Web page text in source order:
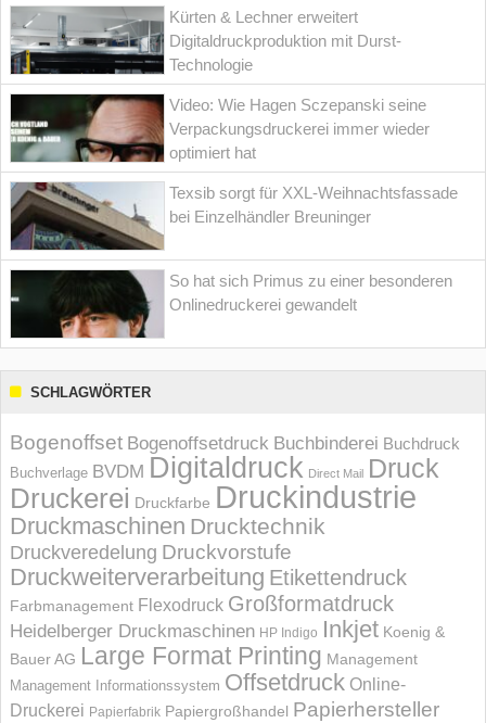
Kürten & Lechner erweitert
Digitaldruckproduktion mit Durst-
Technologie
Video: Wie Hagen Sczepanski seine
Verpackungsdruckerei immer wieder
optimiert hat
Texsib sorgt für XXL-Weihnachtsfassade
bei Einzelhändler Breuninger
So hat sich Primus zu einer besonderen
Onlinedruckerei gewandelt
SCHLAGWÖRTER
Bogenoffset Bogenoffsetdruck Buchbinderei Buchdruck
Buchverlage BVDM Digitaldruck Direct Mail Druck
Druckerei Druckfarbe Druckindustrie
Druckmaschinen Drucktechnik
Druckveredelung Druckvorstufe
Druckweiterverarbeitung Etikettendruck
Farbmanagement Flexodruck Großformatdruck
Heidelberger Druckmaschinen HP Indigo Inkjet Koenig &
Bauer AG Large Format Printing Management
Management Informations­system Offsetdruck Online-
Druckerei Papierfabrik Papiergroßhandel Papierhersteller